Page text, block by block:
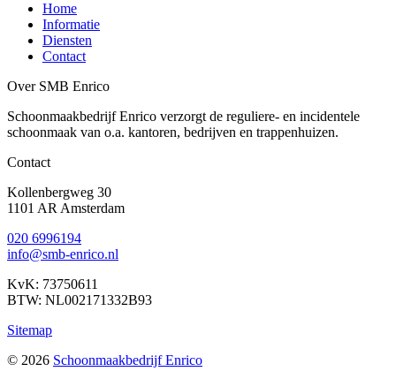
Home
Informatie
Diensten
Contact
Over SMB Enrico
Schoonmaakbedrijf Enrico verzorgt de reguliere- en incidentele
schoonmaak van o.a. kantoren, bedrijven en trappenhuizen.
Contact
Kollenbergweg 30
1101 AR Amsterdam
020 6996194
info@smb-enrico.nl
KvK: 73750611
BTW: NL002171332B93
Sitemap
© 2026 Schoonmaakbedrijf Enrico